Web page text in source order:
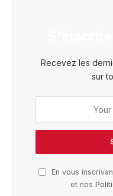
Recevez les
sur
En vous
et nos